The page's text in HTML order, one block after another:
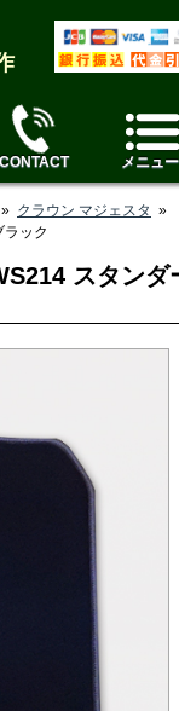
CONTACT メニュー
» クラウン マジェスタ »
ラック
スタンダ